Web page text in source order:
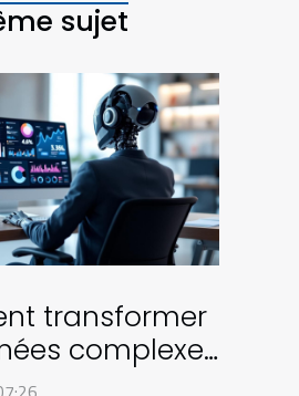
sujet
transformer
complexes